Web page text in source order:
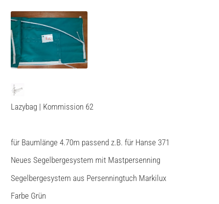
Lazybag | Kommission 62
für Baumlänge 4.70m passend z.B. für Hanse 371
Neues Segelbergesystem mit Mastpersenning
Segelbergesystem aus Persenningtuch Markilux
Farbe Grün